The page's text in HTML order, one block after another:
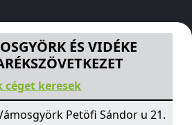
TAKARÉKSZÖVETKEZET
ÉS VIDÉKE
céget keresek
Petöfi Sándor u 21.